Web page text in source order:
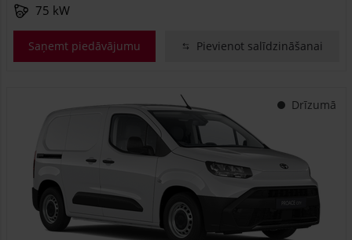
75 kW
Saņemt piedāvājumu Pievienot salīdzināšanai
Drīzumā